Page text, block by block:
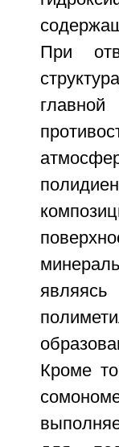
При
Кроме